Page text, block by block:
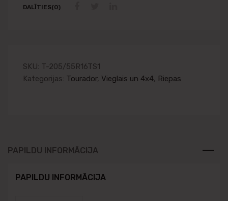
DALĪTIES(0)
SKU: T-205/55R16TS1
Kategorijas: Tourador, Vieglais un 4x4, Riepas
PAPILDU INFORMĀCIJA
PAPILDU INFORMĀCIJA